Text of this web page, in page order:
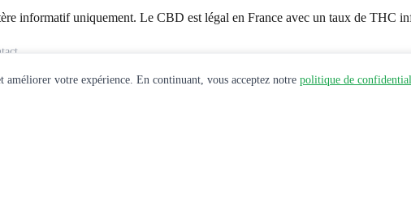
informatif uniquement. Le CBD est légal en France avec un taux de THC
un professionnel de santé avant toute utilisation de produits CBD.
votre expérience. En continuant, vous acceptez notre politique de